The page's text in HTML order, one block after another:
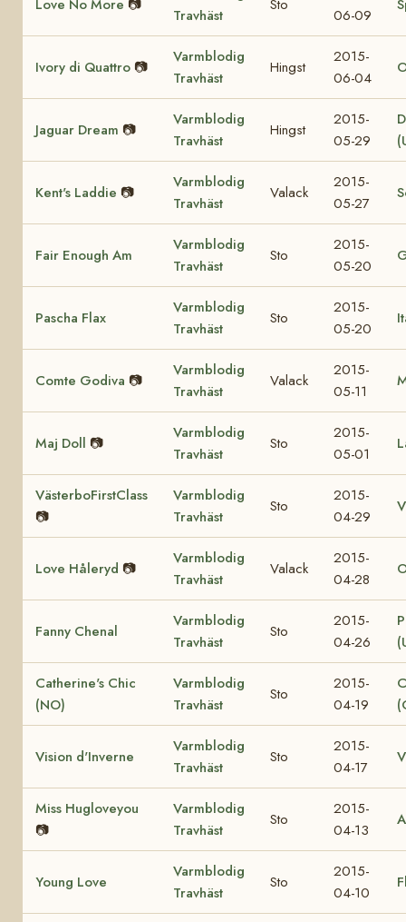
Love No More 📷
Travhäst
Sto
06-09
Ivory di Quattro 📷
Varmblodig
Travhäst
Hingst
2015-
06-04
Jaguar Dream 📷
Varmblodig
Travhäst
Hingst
2015-
05-29
Kent's Laddie 📷
Varmblodig
Travhäst
Valack
2015-
05-27
Fair Enough Am
Varmblodig
Travhäst
Sto
2015-
05-20
Pascha Flax
Varmblodig
Travhäst
Sto
2015-
05-20
Comte Godiva 📷
Varmblodig
Travhäst
Valack
2015-
05-11
Maj Doll 📷
Varmblodig
Travhäst
Sto
2015-
05-01
VästerboFirstClass
📷
Varmblodig
Travhäst
Sto
2015-
04-29
Love Håleryd 📷
Varmblodig
Travhäst
Valack
2015-
04-28
Fanny Chenal
Varmblodig
Travhäst
Sto
2015-
04-26
Catherine's Chic
(NO)
Varmblodig
Travhäst
Sto
2015-
04-19
Vision d'Inverne
Varmblodig
Travhäst
Sto
2015-
04-17
Miss Hugloveyou
📷
Varmblodig
Travhäst
Sto
2015-
04-13
Young Love
Varmblodig
Travhäst
Sto
2015-
04-10